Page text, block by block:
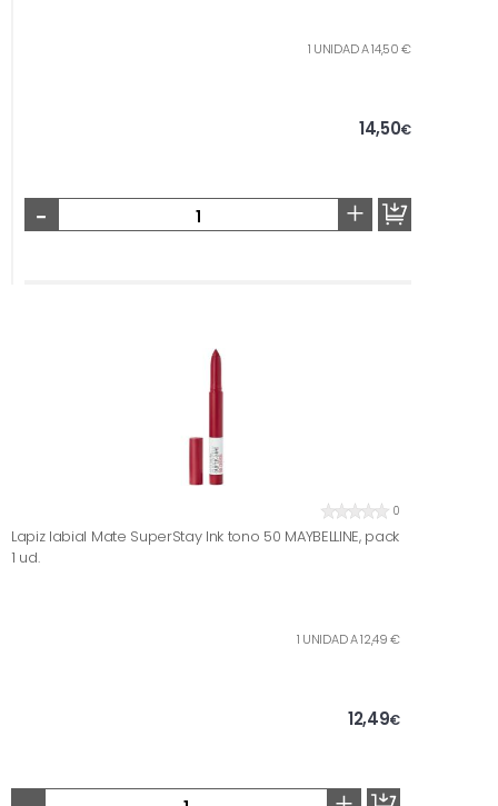
1 UNIDAD A 14,50 €
14,50€
- +
0
Lapiz labial Mate SuperStay Ink tono 50 MAYBELLINE, pack
1 ud.
1 UNIDAD A 12,49 €
12,49€